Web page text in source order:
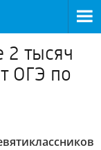
2 тысяч
ОГЭ по